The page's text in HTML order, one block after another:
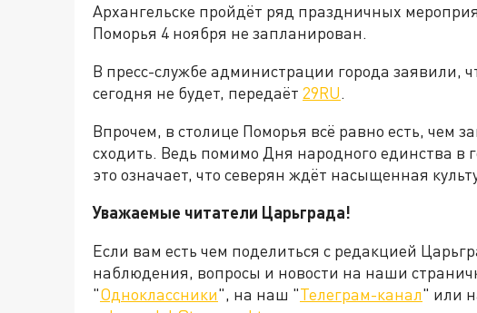
Архангельске пройдёт ряд праздничных
Поморья 4 ноября не запланирован.
В пресс-службе администрации города заявили,
сегодня не будет, передаёт 29RU.
Впрочем, в столице Поморья всё равно есть, чем
сходить. Ведь помимо Дня народного единства в
это означает, что северян ждёт насыщенная
Уважаемые читатели Царьграда!
Если вам есть чем поделиться с редакцией
наблюдения, вопросы и новости на наши
"Одноклассники", на наш "Телеграм-канал" или